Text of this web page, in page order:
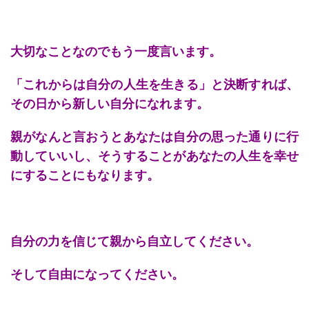
大切なことなのでもう一度言います。
「これからは自分の人生を生きる」と決断すれば、
その日から新しい自分になれます。
親がなんと言おうとあなたは自分の思った通りに行
動していいし、そうすることがあなたの人生を幸せ
にすることにもなります。
自分の力を信じて親から自立してください。
そして自由になってください。